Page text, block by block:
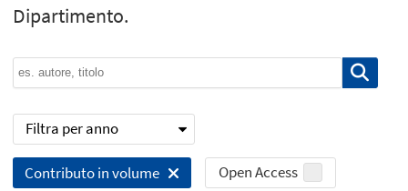
Dipartimento.
Filtra per anno
Contributo in volume Open Access